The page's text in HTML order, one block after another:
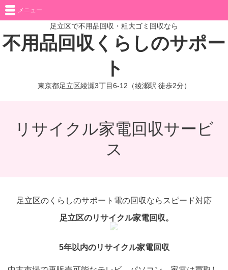
足立区で不用品回収・粗大ゴミ回収なら
不用品回収くらしのサポー
ト
東京都足立区綾瀬3丁目6-12（綾瀬駅 徒歩2分）
メニュー
リサイクル家電回収サービ
ス
足立区のくらしのサポート電の回収ならスピード対応
足立区のリサイクル家電回収。
5年以内のリサイクル家電回収